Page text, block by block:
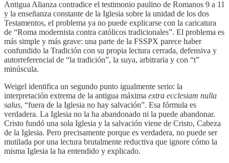
Antigua Alianza contradice el testimonio paulino de Romanos 9 a 11
y la enseñanza constante de la Iglesia sobre la unidad de los dos
Testamentos, el problema ya no puede explicarse con la caricatura
de “Roma modernista contra católicos tradicionales”. El problema es
más simple y más grave: una parte de la FSSPX parece haber
confundido la Tradición con su propia lectura cerrada, defensiva y
autorreferencial de “la tradición”, la suya, arbitraria y con “t”
minúscula.
Weigel identifica un segundo punto igualmente serio: la
interpretación extrema de la antigua máxima extra ecclesiam nulla
salus, “fuera de la Iglesia no hay salvación”. Esa fórmula es
verdadera. La Iglesia no la ha abandonado ni la puede abandonar.
Cristo fundó una sola Iglesia y la salvación viene de Cristo, Cabeza
de la Iglesia. Pero precisamente porque es verdadera, no puede ser
mutilada por una lectura brutalmente reductiva que ignore cómo la
misma Iglesia la ha entendido y explicado.